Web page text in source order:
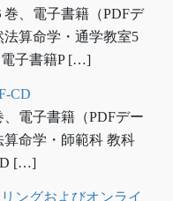
、電子書籍（PDFデ
算命学・通学教室5
子書籍P […]
CD
電子書籍（PDFデー
命学・師範科 教科
[…]
ングおよびオンライ